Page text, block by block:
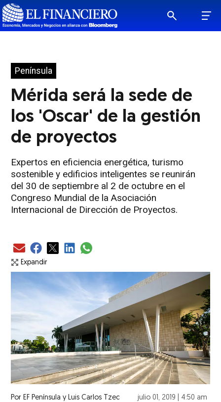
Península
Mérida será la sede de
los 'Oscar' de la gestión
de proyectos
Expertos en eficiencia energética, turismo
sostenible y edificios inteligentes se reunirán
del 30 de septiembre al 2 de octubre en el
Congreso Mundial de la Asociación
Internacional de Dirección de Proyectos.
Expandir
Por EF Península y Luis Carlos Tzec julio 01, 2019 | 4:50 am